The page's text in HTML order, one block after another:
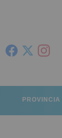
PROVINCIA